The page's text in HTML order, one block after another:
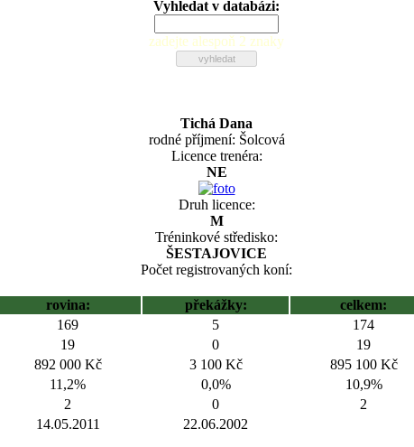
Vyhledat v databázi:
zadejte alespoň 2 znaky
Tichá Dana
rodné příjmení: Šolcová
Licence trenéra:
NE
Druh licence:
M
Tréninkové středisko:
ŠESTAJOVICE
Počet registrovaných koní:
rovina: překážky:
celkem:
169 5
174
19 0
19
892 000 Kč 3 100 Kč
895 100 Kč
11,2% 0,0%
10,9%
2 0
2
14.05.2011 22.06.2002